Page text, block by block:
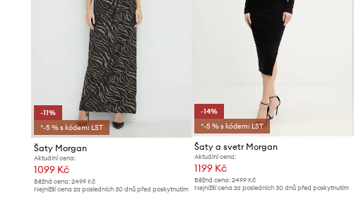
-11%
*-5 % s kódem: LST
Šaty Morgan
Aktuální cena:
1099 Kč
Běžná cena: 2499 Kč
Nejnižší cena za posledních 30 dnů před poskytnutím
-14%
*-5 % s kódem: LST
Šaty a svetr Morgan
Aktuální cena:
1199 Kč
Běžná cena:2499 Kč
Nejnižší cena za posledních 30 dnů před poskytnutím